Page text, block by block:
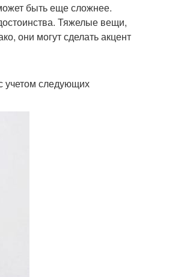
быть еще сложнее.
Тяжелые вещи,
они могут сделать акцент
учетом следующих